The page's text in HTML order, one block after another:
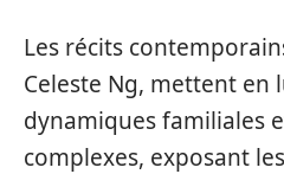
Les récits
Celeste Ng, mettent en
dynamiques familiales
complexes, exposant